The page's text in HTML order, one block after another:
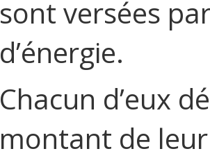
sont versées
d’énergie.
Chacun d’eux
montant de